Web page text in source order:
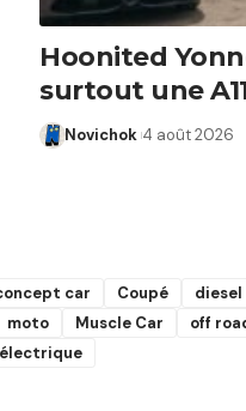
Hoonited
surtout une
Novichok 4 août 2026
car Coupé diesel
moto Muscle Car off
électrique